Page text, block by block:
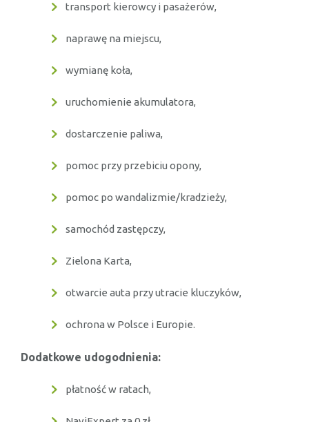
transport kierowcy i pasażerów,
naprawę na miejscu,
wymianę koła,
uruchomienie akumulatora,
dostarczenie paliwa,
pomoc przy przebiciu opony,
pomoc po wandalizmie/kradzieży,
samochód zastępczy,
Zielona Karta,
otwarcie auta przy utracie kluczyków,
ochrona w Polsce i Europie.
Dodatkowe udogodnienia:
płatność w ratach,